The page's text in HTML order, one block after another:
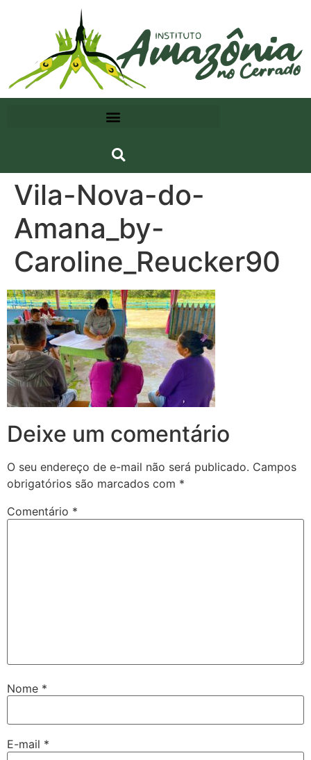
Vila-Nova-do-
Amana_by-
Caroline_Reucker90
Deixe um comentário
O seu endereço de e-mail não será publicado. Campos
obrigatórios são marcados com *
Comentário *
Nome *
E-mail *